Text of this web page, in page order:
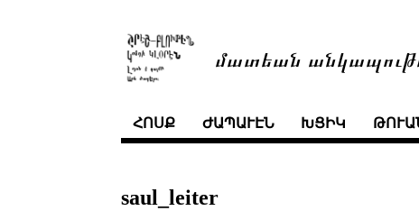
մատեան
ՀՈՍՔ ԺԱՊԱՒԷՆ ԽՑԻԿ
saul_leiter